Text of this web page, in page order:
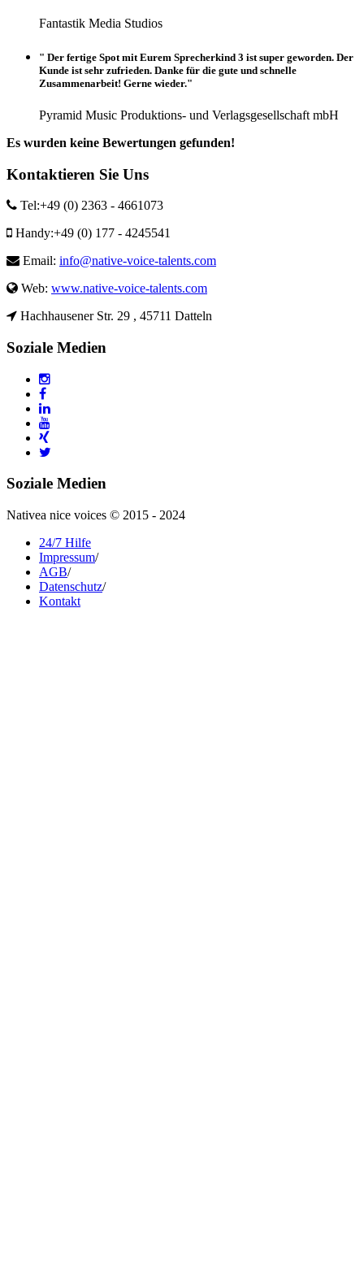
Fantastik Media Studios
" Der fertige Spot mit Eurem Sprecherkind 3 ist super geworden. Der
Kunde ist sehr zufrieden. Danke für die gute und schnelle
Zusammenarbeit! Gerne wieder."
Pyramid Music Produktions- und Verlagsgesellschaft mbH
Es wurden keine Bewertungen gefunden!
Kontaktieren Sie Uns
Tel:+49 (0) 2363 - 4661073
Handy:+49 (0) 177 - 4245541
Email: info@native-voice-talents.com
Web: www.native-voice-talents.com
Hachhausener Str. 29 , 45711 Datteln
Soziale Medien
Soziale Medien
Nativea nice voices © 2015 - 2024
24/7 Hilfe
Impressum/
AGB/
Datenschutz/
Kontakt